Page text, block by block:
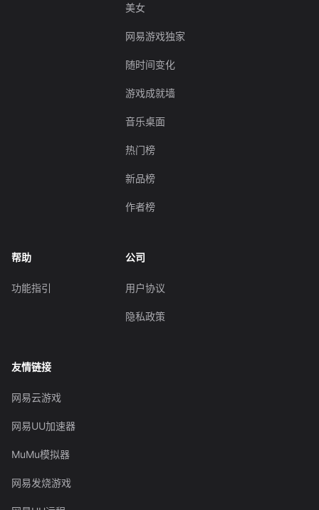
美女
网易游戏独家
随时间变化
游戏成就墙
音乐桌面
热门榜
新品榜
作者榜
帮助
功能指引
公司
用户协议
隐私政策
友情链接
网易云游戏
网易UU加速器
MuMu模拟器
网易发烧游戏